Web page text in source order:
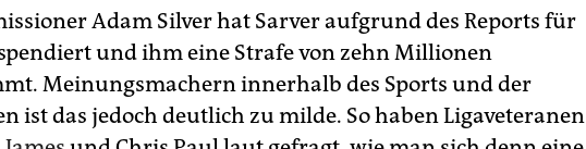
Adam Silver hat Sarver aufgrund des Reports für
und ihm eine Strafe von zehn Millionen
Meinungsmachern innerhalb des Sports und der
ist das jedoch deutlich zu milde. So haben Ligaveteranen